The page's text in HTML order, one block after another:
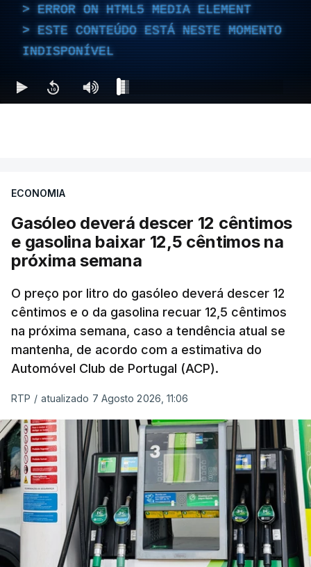
ERROR ON HTML5 MEDIA ELEMENT
ESTE CONTEÚDO ESTÁ NESTE MOMENTO
INDISPONÍVEL
ECONOMIA
Gasóleo deverá descer 12 cêntimos
e gasolina baixar 12,5 cêntimos na
próxima semana
O preço por litro do gasóleo deverá descer 12
cêntimos e o da gasolina recuar 12,5 cêntimos
na próxima semana, caso a tendência atual se
mantenha, de acordo com a estimativa do
Automóvel Club de Portugal (ACP).
RTP / atualizado 7 Agosto 2026, 11:06